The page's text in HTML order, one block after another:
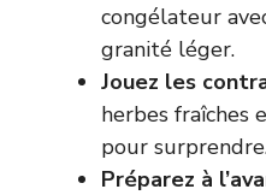
congélateur
granité léger.
Jouez les
herbes fraîches
pour
Préparez à